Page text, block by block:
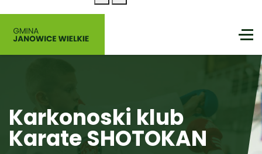
Karkonoski klub
Karate SHOTOKAN